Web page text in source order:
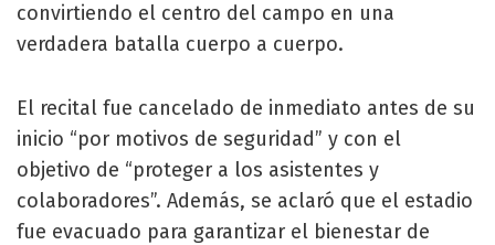
convirtiendo el centro del campo en una
verdadera batalla cuerpo a cuerpo.
El recital fue cancelado de inmediato antes de su
inicio “por motivos de seguridad” y con el
objetivo de “proteger a los asistentes y
colaboradores”. Además, se aclaró que el estadio
fue evacuado para garantizar el bienestar de